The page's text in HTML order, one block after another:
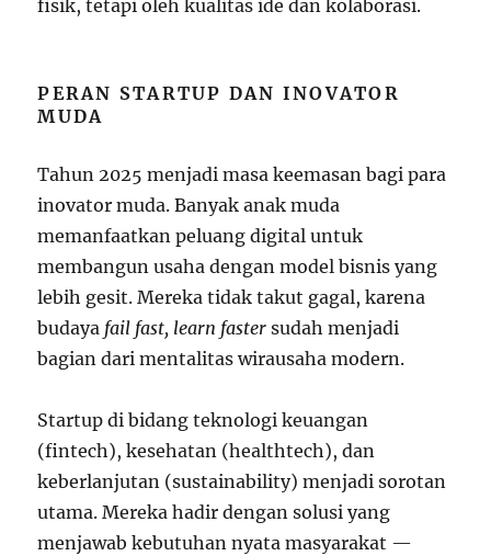
fisik, tetapi oleh kualitas ide dan kolaborasi.
PERAN STARTUP DAN INOVATOR
MUDA
Tahun 2025 menjadi masa keemasan bagi para
inovator muda. Banyak anak muda
memanfaatkan peluang digital untuk
membangun usaha dengan model bisnis yang
lebih gesit. Mereka tidak takut gagal, karena
budaya fail fast, learn faster sudah menjadi
bagian dari mentalitas wirausaha modern.
Startup di bidang teknologi keuangan
(fintech), kesehatan (healthtech), dan
keberlanjutan (sustainability) menjadi sorotan
utama. Mereka hadir dengan solusi yang
menjawab kebutuhan nyata masyarakat —